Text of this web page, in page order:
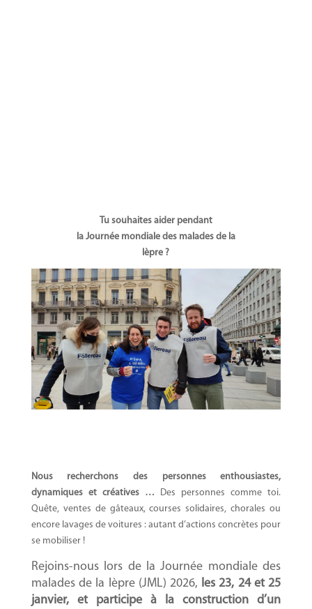
Tu souhaites aider pendant
la Journée mondiale des malades de la
lèpre ?
Nous recherchons des personnes enthousiastes,
dynamiques et créatives … Des personnes comme toi.
Quête, ventes de gâteaux, courses solidaires, chorales ou
encore lavages de voitures : autant d’actions concrètes pour
se mobiliser !
Rejoins-nous lors de la Journée mondiale des
malades de la lèpre (JML) 2026, les 23, 24 et 25
janvier, et participe à la construction d’un